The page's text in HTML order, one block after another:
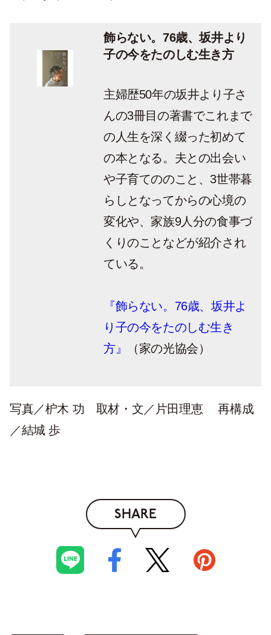
飾らない。76歳、坂井より
子の今をたのしむ生き方
主婦歴50年の坂井より子さ
んの3冊目の著書でこれまで
の人生を深く綴った初めて
の本となる。夫との出会い
や子育てののこと、3世帯暮
らしとなってからの心境の
変化や、家族9人分の食事づ
くりのことなどが紹介され
ている。
『飾らない。76歳、坂井よ
り子の今をたのしむ生き
方』
（家の光協会）
写真／枦木 功 取材・文／片田理恵 再構成
／結城 歩
SHARE